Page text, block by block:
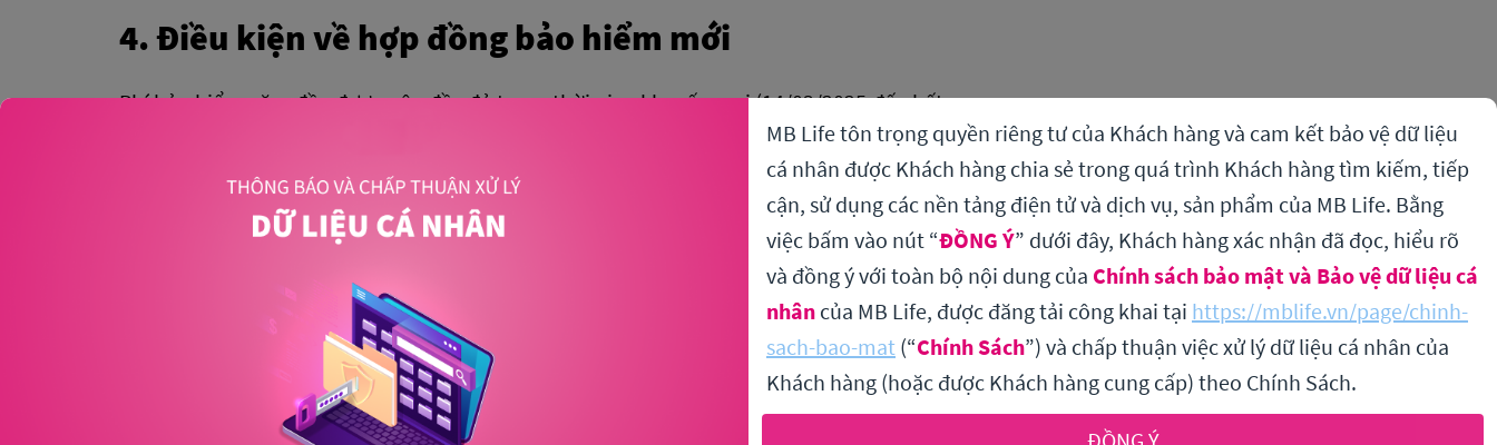
4. Điều kiện về hợp đồng bảo hiểm mới
Phí bảo hiểm năm đầu được nộp đầy đủ trong thời gian khuyến mại (14/03/2025 đến hết
ngày 30/06/2025) và HĐBH được phát hành chậm nhất vào ngày 30/06/2025.
HĐBH của BMBH không bị hủy/thay đổi phí trong thời gian cân nhắc (21 ngày kể từ ngày
BMBH nhận được HĐBH dẫn đến không đủ điều kiện nhận quà tặng cho Chương trình
khuyến mại). MB Ageas Life chỉ tặng quà cho các khách hàng có các HĐBH đã qua thời
gian cân nhắc và/hoặc còn hiệu lực tại 21/07/2025.
5. Hình thức trao quà tặng cho khách hàng
Khách hàng đạt đủ điều kiện nhận ưu đãi của chương trình sẽ được nhận quà tặng là tiền
MB Life tôn trọng quyền riêng tư của Khách hàng và cam kết bảo vệ dữ liệu
cá nhân được Khách hàng chia sẻ trong quá trình Khách hàng tìm kiếm, tiếp
cận, sử dụng các nền tảng điện tử và dịch vụ, sản phẩm của MB Life. Bằng
việc bấm vào nút “ĐỒNG Ý” dưới đây, Khách hàng xác nhận đã đọc, hiểu rõ
và đồng ý với toàn bộ nội dung của Chính sách bảo mật và Bảo vệ dữ liệu cá
nhân của MB Life, được đăng tải công khai tại https://mblife.vn/page/chinh-
sach-bao-mat (“Chính Sách”) và chấp thuận việc xử lý dữ liệu cá nhân của
Khách hàng (hoặc được Khách hàng cung cấp) theo Chính Sách.